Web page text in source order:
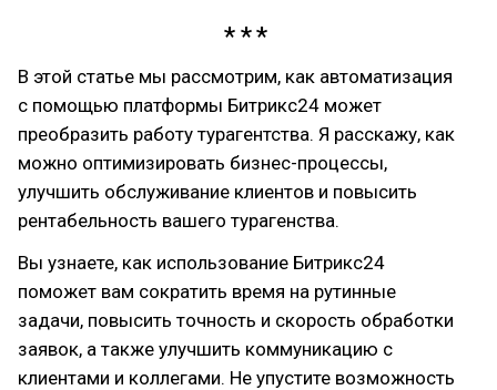
В этой статье мы рассмотрим, как автоматизация
с помощью платформы Битрикс24 может
преобразить работу турагентства. Я расскажу, как
можно оптимизировать бизнес-процессы,
улучшить обслуживание клиентов и повысить
рентабельность вашего турагенства.
Вы узнаете, как использование Битрикс24
поможет вам сократить время на рутинные
задачи, повысить точность и скорость обработки
заявок, а также улучшить коммуникацию с
клиентами и коллегами. Не упустите возможность